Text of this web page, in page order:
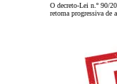
O decreto-Lei n.º 90/
retoma progressiva de